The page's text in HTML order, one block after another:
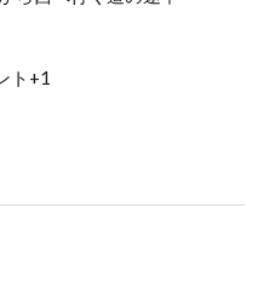
ト+1